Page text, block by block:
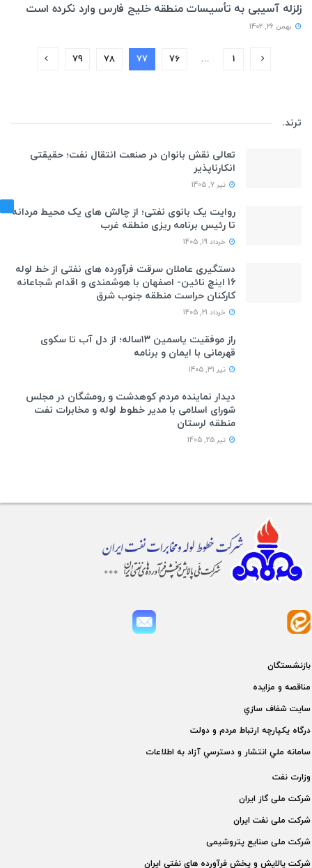
زلزله آسیبی به تأسیسات منطقه خلیج فارس وارد نکرده است
بهمن 26, 1402
1
…
76
77
78
79
ترند.
تعالی نقش بانوان در صنعت انتقال نفت؛ حقیقتی
انکارناپذیر
تیر 7, 1405
روایت یک بانوی نفتی؛ از چالش های یک محیط مردانه
تا رئیس برنامه ریزی منطقه غرب
خرداد 19, 1405
دستگیری عاملان سرقت فرآورده های نفتی از خط لوله
16 اینچ نائین- اصفهان با هوشمندی و اقدام شجاعانه
کارکنان حراست منطقه جنوب شرق
خرداد 21, 1405
راز موفقیت یاسمین ۱۳ساله؛ از دل آب تا سکوی
قهرمانی با ایمان و برنامه
تیر 31, 1405
دیدار نماینده مردم کوهدشت و رومشگان در مجلس
شورای اسلامی با مدیر خطوط لوله و مخابرات نفت
منطقه لرستان
تیر 25, 1405
بازنشستگان
مناقصه و مزايده
سايت شفاف سازي
درگاه يكپارچه ارتباط مردم و دولت
سامانه ملي انتشار و دسترسي آزاد به اطلاعات
وزارت نفت
شركت ملی گاز ايران
شركت ملی نفت ايران
شركت ملی صنايع پتروشيمی
شركت پالايش و پخش فرآورده های نفتی ايران